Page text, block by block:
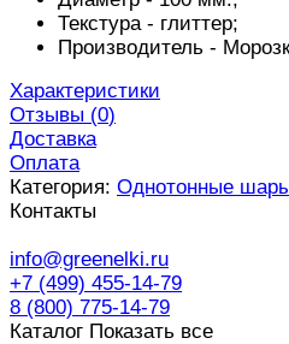
Текстура - глиттер;
Производитель -
Характеристики
Отзывы (0)
Доставка
Оплата
Категория: Однотонные
Контакты
info@greenelki.ru
+7 (499) 455-14-79
8 (800) 775-14-79
Каталог Показать все